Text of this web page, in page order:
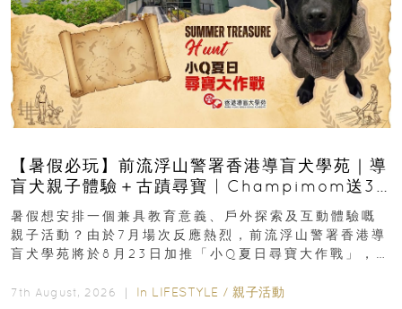
【暑假必玩】前流浮山警署香港導盲犬學苑｜導
盲犬親子體驗＋古蹟尋寶 | Champimom送3
組免費名額
暑假想安排一個兼具教育意義、戶外探索及互動體驗嘅
親子活動？由於7月場次反應熱烈，前流浮山警署香港導
盲犬學苑將於8月23日加推「小Q夏日尋寶大作戰」，家
7th August, 2026 ｜ In LIFESTYLE / 親子活動